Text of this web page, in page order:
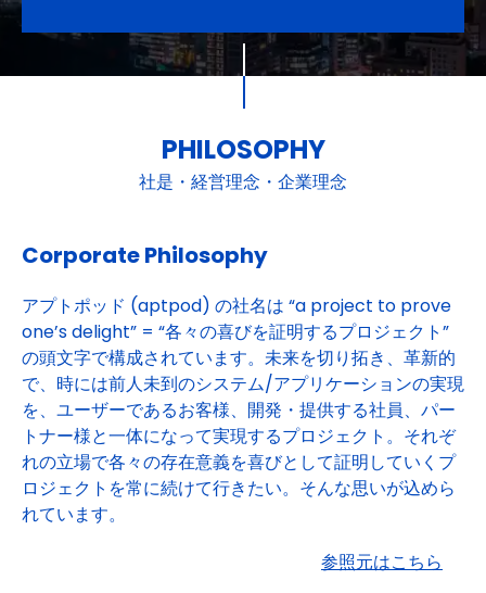
PHILOSOPHY
社是・経営理念・企業理念
Corporate Philosophy
アプトポッド (aptpod) の社名は “a project to prove
one’s delight” = “各々の喜びを証明するプロジェクト”
の頭文字で構成されています。未来を切り拓き、革新的
で、時には前人未到のシステム/アプリケーションの実現
を、ユーザーであるお客様、開発・提供する社員、パー
トナー様と一体になって実現するプロジェクト。それぞ
れの立場で各々の存在意義を喜びとして証明していくプ
ロジェクトを常に続けて行きたい。そんな思いが込めら
れています。
参照元はこちら